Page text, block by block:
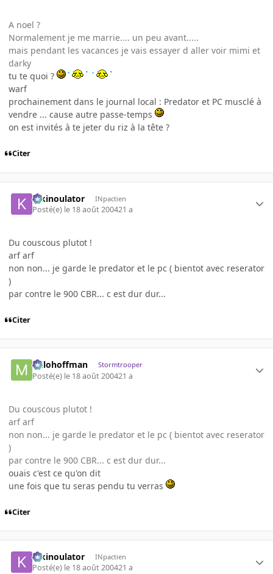
A noel ?
Normalement je me marrie.... un peu avant.....
mais pendant les vacances je vais essayer d aller voir mimi et
darky
tu te quoi ?
warf
prochainement dans le journal local : Predator et PC musclé à
vendre ... cause autre passe-temps
on est invités à te jeter du riz à la tête ?
Citer
kikinoulator INpactien
Posté(e) le 18 août 200421 a
Du couscous plutot !
arf arf
non non... je garde le predator et le pc ( bientot avec reserator
)
par contre le 900 CBR... c est dur dur...
Citer
milohoffman Stormtrooper
Posté(e) le 18 août 200421 a
Du couscous plutot !
arf arf
non non... je garde le predator et le pc ( bientot avec reserator
)
par contre le 900 CBR... c est dur dur...
ouais c'est ce qu'on dit
une fois que tu seras pendu tu verras
Citer
kikinoulator INpactien
Posté(e) le 18 août 200421 a